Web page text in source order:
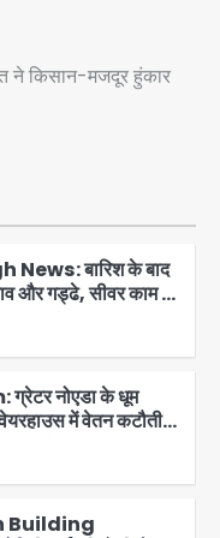
ने किसान-मजदूर हुंकार
बारिश के बाद
और गड्ढे, सीवर काम से
नोएडा के धूम
में वेतन कटौती
का विरोध
Building